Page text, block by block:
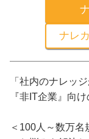
ナレ
「社内のナレッ
『非IT企業』向
＜100人～数万